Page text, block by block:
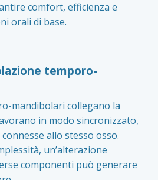
comfort, efficienza e
orali di base.
temporo-
mandibolari collegano la
in modo sincronizzato,
allo stesso osso.
un’alterazione
componenti può generare